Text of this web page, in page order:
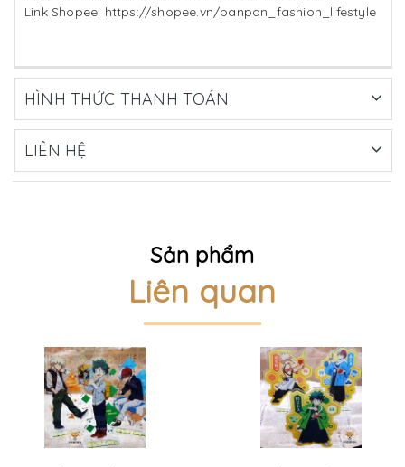
Link Shopee: https://shopee.vn/panpan_fashion_lifestyle
HÌNH THỨC THANH TOÁN
LIÊN HỆ
Sản phẩm
Liên quan